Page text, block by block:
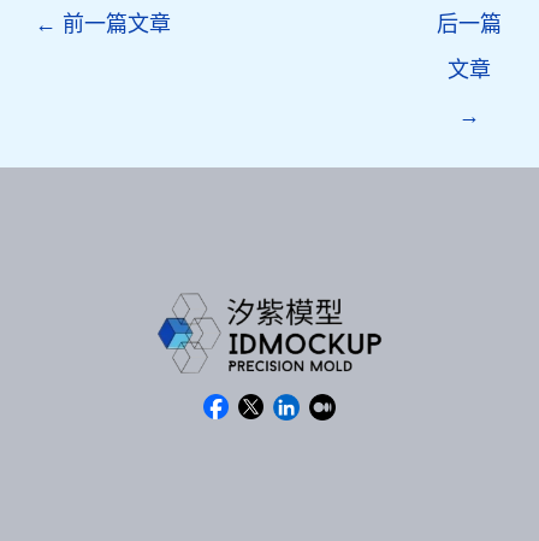
← 前一篇文章
后一篇
文章
→